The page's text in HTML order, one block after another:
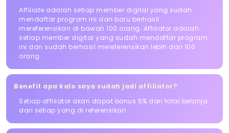
Affiliate adalah setiap member digital yang sudah
mendaftar program ini dan baru berhasil
mereferensikan di bawah 100 orang. Affiliator adalah
setiap member digital yang sudah mendaftar program
ini dan sudah berhasil mereferensikan lebih dari 100
orang
Benefit apa kalo saya sudah jadi affiliator?
Setiap affiliator akan dapat bonus 5% dari total belanja
dari setiap yang di referensikan